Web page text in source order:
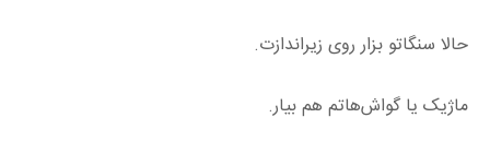
حالا سنگاتو بزار روی زیراندازت.
ماژیک یا گواش‌هاتم هم بیار.